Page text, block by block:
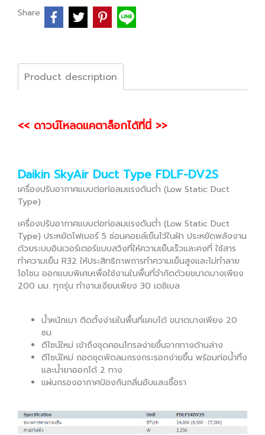
Share
Product description
<< ดาวน์โหลดแคตาล็อกได้ที่นี่ >>
Daikin SkyAir Duct Type FDLF-DV2S
เครื่องปรับอากาศแบบต่อท่อลมแรงดันต่ำ (Low Static Duct
Type)
เครื่องปรับอากาศแบบต่อท่อลมแรงดันต่ำ (Low Static Duct
Type) ประหยัดไฟเบอร์ 5 ซ่อนคอยล์เย็นไว้ในฝ้า ประหยัดพลังงาน
ด้วยระบบอินเวอร์เตอร์แบบสวิงที่ให้ความเย็นเร็วและคงที่ ใช้สาร
ทำความเย็น R32 ให้ประสิทธิภาพการทำความเย็นสูงและไม่ทำลาย
โอโซน ออกแบบพิเศษเพื่อใช้งานในพื้นที่จำกัดด้วยขนาดบางเพียง
200 มม. ทุกรุ่น ทำงานเงียบเพียง 30 เดซิเบล
น้ำหนักเบา ติดตั้งง่ายในพื้นที่แคบได้ ขนาดบางเพียง 20
ซม.
ดีไซน์ใหม่ เข้าถึงชุดคอนโทรลง่ายขึ้นจากทางด้านล่าง
ดีไซน์ใหม่ ถอดชุดพัดลมกรงกระรอกง่ายขึ้น พร้อมท่อน้ำทิ้ง
และน้ำยาออกได้ 2 ทาง
แผ่นกรองอากาศป้องกันกลิ่นอับและเชื้อรา